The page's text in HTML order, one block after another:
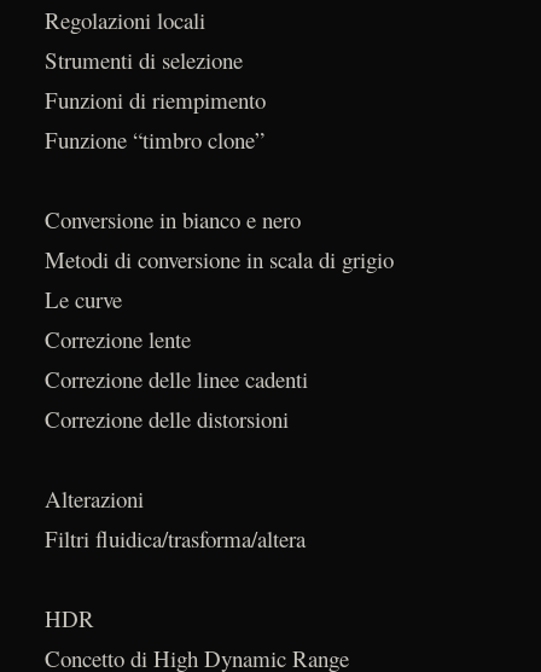
Regolazioni locali
Strumenti di selezione
Funzioni di riempimento
Funzione “timbro clone”
Conversione in bianco e nero
Metodi di conversione in scala di grigio
Le curve
Correzione lente
Correzione delle linee cadenti
Correzione delle distorsioni
Alterazioni
Filtri fluidica/trasforma/altera
HDR
Concetto di High Dynamic Range